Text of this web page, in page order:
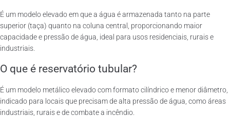
É um modelo elevado em que a água é armazenada tanto na parte
superior (taça) quanto na coluna central, proporcionando maior
capacidade e pressão de água, ideal para usos residenciais, rurais e
industriais.
O que é reservatório tubular?
É um modelo metálico elevado com formato cilíndrico e menor diâmetro,
indicado para locais que precisam de alta pressão de água, como áreas
industriais, rurais e de combate a incêndio.